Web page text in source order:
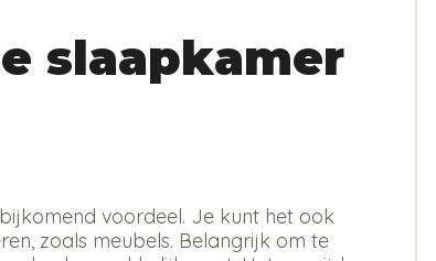
slaapkamer
voordeel. Je kunt het ook
zoals meubels. Belangrijk om te